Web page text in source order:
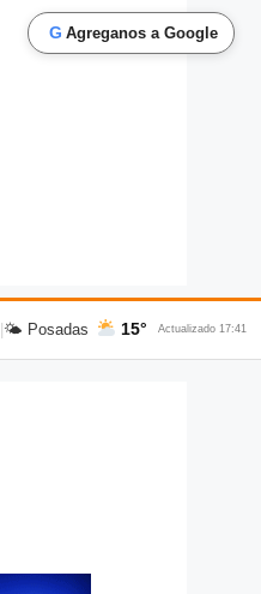
G Agreganos a Google
🌤 Posadas 15° Actualizado 17:41